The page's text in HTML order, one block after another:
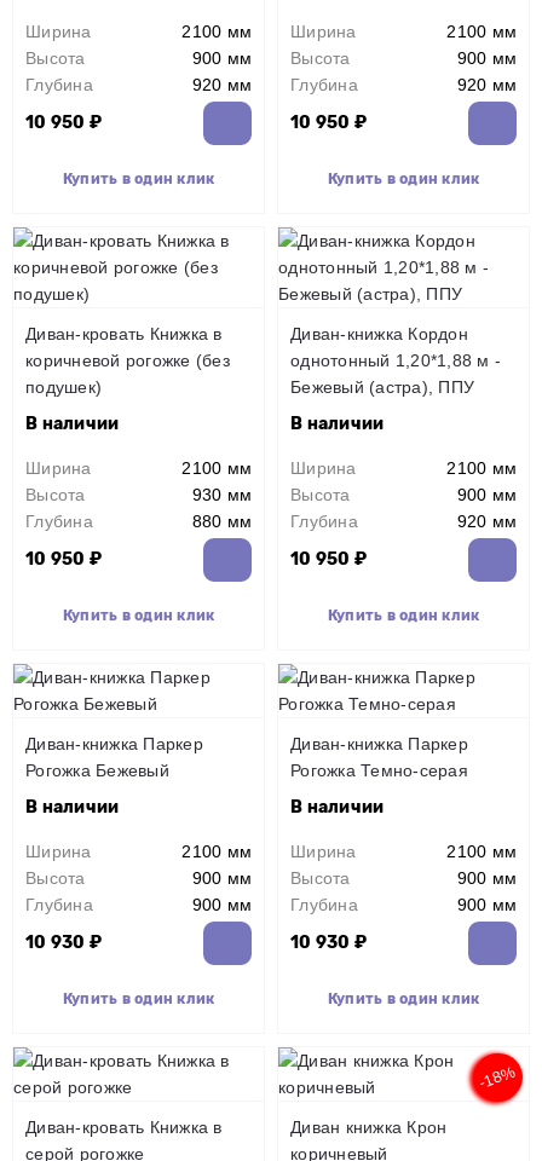
Ширина
2100 мм
Высота
900 мм
Глубина
920 мм
10 950 ₽
Купить в один клик
Ширина
2100 мм
Высота
900 мм
Глубина
920 мм
10 950 ₽
Купить в один клик
Диван-кровать Книжка в
коричневой рогожке (без
подушек)
В наличии
Ширина
2100 мм
Высота
930 мм
Глубина
880 мм
10 950 ₽
Купить в один клик
Диван-книжка Кордон
однотонный 1,20*1,88 м -
Бежевый (астра), ППУ
В наличии
Ширина
2100 мм
Высота
900 мм
Глубина
920 мм
10 950 ₽
Купить в один клик
Диван-книжка Паркер
Рогожка Бежевый
В наличии
Ширина
2100 мм
Высота
900 мм
Глубина
900 мм
10 930 ₽
Купить в один клик
Диван-книжка Паркер
Рогожка Темно-серая
В наличии
Ширина
2100 мм
Высота
900 мм
Глубина
900 мм
10 930 ₽
Купить в один клик
Диван-кровать Книжка в
серой рогожке
-18%
Диван книжка Крон
коричневый